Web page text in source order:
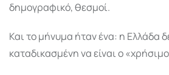
δημογραφικό, θεσμοί.
Και το μήνυμα ήταν ένα: η Ελλάδα
καταδικασμένη να είναι ο